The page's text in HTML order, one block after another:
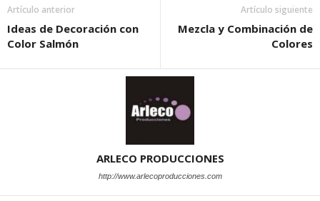
Artículo anterior
Ideas de Decoración con
Color Salmón
Artículo siguiente
Mezcla y Combinación de
Colores
ARLECO PRODUCCIONES
http://www.arlecoproducciones.com